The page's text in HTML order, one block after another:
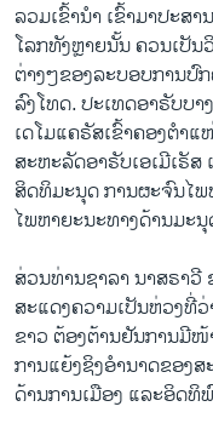
ລວມເຂົ້ານຳ ເຂົ້າມາປະສ
ໂລກທັງຫຼາຍນັ້ນ ຄວນເປັ
ຕ່າງໆຂອງລະບອບການປົ
ລົງໂທດ. ປະເທດອາຣັບບ
ເດໂມແຄຣັສເຂົ້າຄອງຕຳ
ສະຫະລັດອາຣັບເອເມີເຣັ
ສິດທິມະນຸດ ການຜະຈົນໄພ
ໄພຫາຍະນະທາງດ້ານມະນຸ
ສ່ວນທ່ານຊາລາ ນາສຣາ
ສະແດງຄວາມເປັນຫ່ວງທີ່
ຂາວ ຕ້ອງຕ້ານຢັນການມີ
ການແຍ້ງຊິງອຳນາດຂອງ
ດ້ານການເມືອງ ແລະອິດທິ